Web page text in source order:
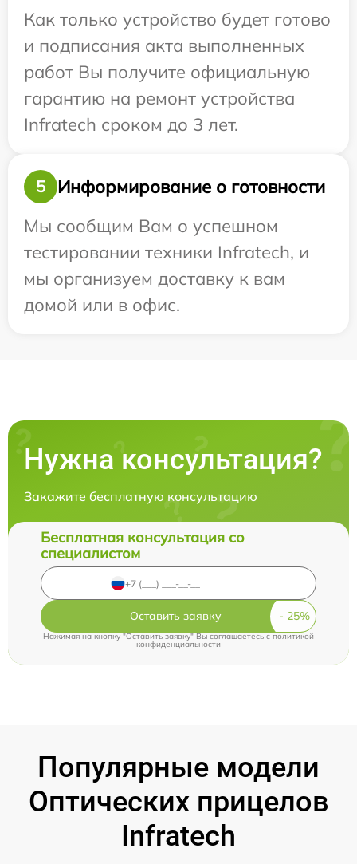
Как только устройство будет готово
и подписания акта выполненных
работ Вы получите официальную
гарантию на ремонт устройства
Infratech сроком до 3 лет.
5
Информирование о готовности
Мы сообщим Вам о успешном
тестировании техники Infratech, и
мы организуем доставку к вам
домой или в офис.
Нужна консультация?
Закажите бесплатную консультацию
Бесплатная консультация со
специалистом
Оставить заявку
Нажимая на кнопку "Оставить заявку" Вы соглашаетесь c политикой
конфиденциальности
Популярные модели
Оптических прицелов
Infratech